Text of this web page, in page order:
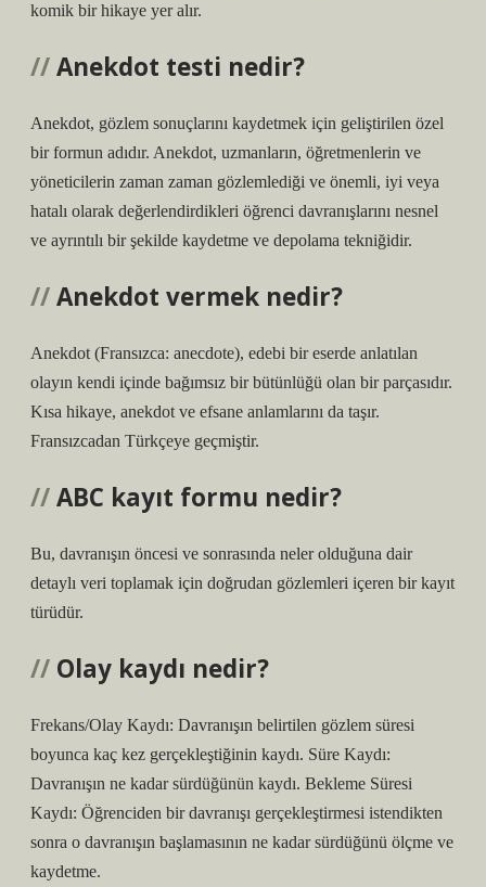
komik bir hikaye yer alır.
Anekdot testi nedir?
Anekdot, gözlem sonuçlarını kaydetmek için geliştirilen özel
bir formun adıdır. Anekdot, uzmanların, öğretmenlerin ve
yöneticilerin zaman zaman gözlemlediği ve önemli, iyi veya
hatalı olarak değerlendirdikleri öğrenci davranışlarını nesnel
ve ayrıntılı bir şekilde kaydetme ve depolama tekniğidir.
Anekdot vermek nedir?
Anekdot (Fransızca: anecdote), edebi bir eserde anlatılan
olayın kendi içinde bağımsız bir bütünlüğü olan bir parçasıdır.
Kısa hikaye, anekdot ve efsane anlamlarını da taşır.
Fransızcadan Türkçeye geçmiştir.
ABC kayıt formu nedir?
Bu, davranışın öncesi ve sonrasında neler olduğuna dair
detaylı veri toplamak için doğrudan gözlemleri içeren bir kayıt
türüdür.
Olay kaydı nedir?
Frekans/Olay Kaydı: Davranışın belirtilen gözlem süresi
boyunca kaç kez gerçekleştiğinin kaydı. Süre Kaydı:
Davranışın ne kadar sürdüğünün kaydı. Bekleme Süresi
Kaydı: Öğrenciden bir davranışı gerçekleştirmesi istendikten
sonra o davranışın başlamasının ne kadar sürdüğünü ölçme ve
kaydetme.